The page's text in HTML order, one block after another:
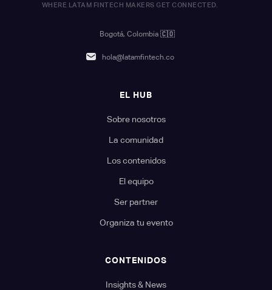
WHERE LATAM FINTECH MAKERS GET CONNECTED.
Bogotá, Colombia 🇨🇴
hola@latamfintech.co
EL HUB
Sobre nosotros
La comunidad
Los contenidos
El equipo
Ser partner
Organiza tu evento
CONTENIDOS
Insights & News